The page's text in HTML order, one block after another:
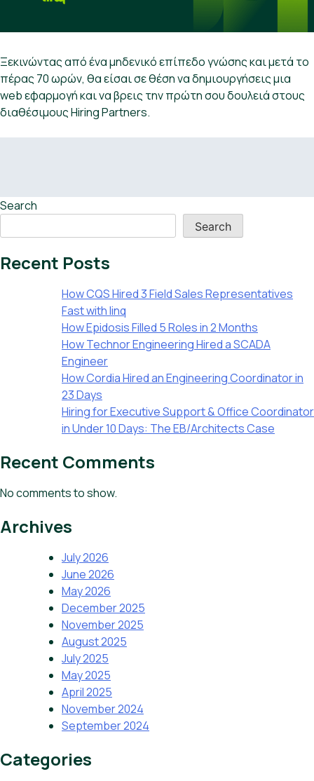
Ξεκινώντας από ένα μηδενικό επίπεδο γνώσης και μετά το
πέρας 70 ωρών, θα είσαι σε θέση να δημιουργήσεις μια
web εφαρμογή και να βρεις την πρώτη σου δουλειά στους
διαθέσιμους Hiring Partners.
Search
Search
Recent Posts
How CQS Hired 3 Field Sales Representatives
Fast with linq
How Epidosis Filled 5 Roles in 2 Months
How Technor Engineering Hired a SCADA
Engineer
How Cordia Hired an Engineering Coordinator in
23 Days
Hiring for Executive Support & Office Coordinator
in Under 10 Days: The EB/Architects Case
Recent Comments
No comments to show.
Archives
July 2026
June 2026
May 2026
December 2025
November 2025
August 2025
July 2025
May 2025
April 2025
November 2024
September 2024
Categories